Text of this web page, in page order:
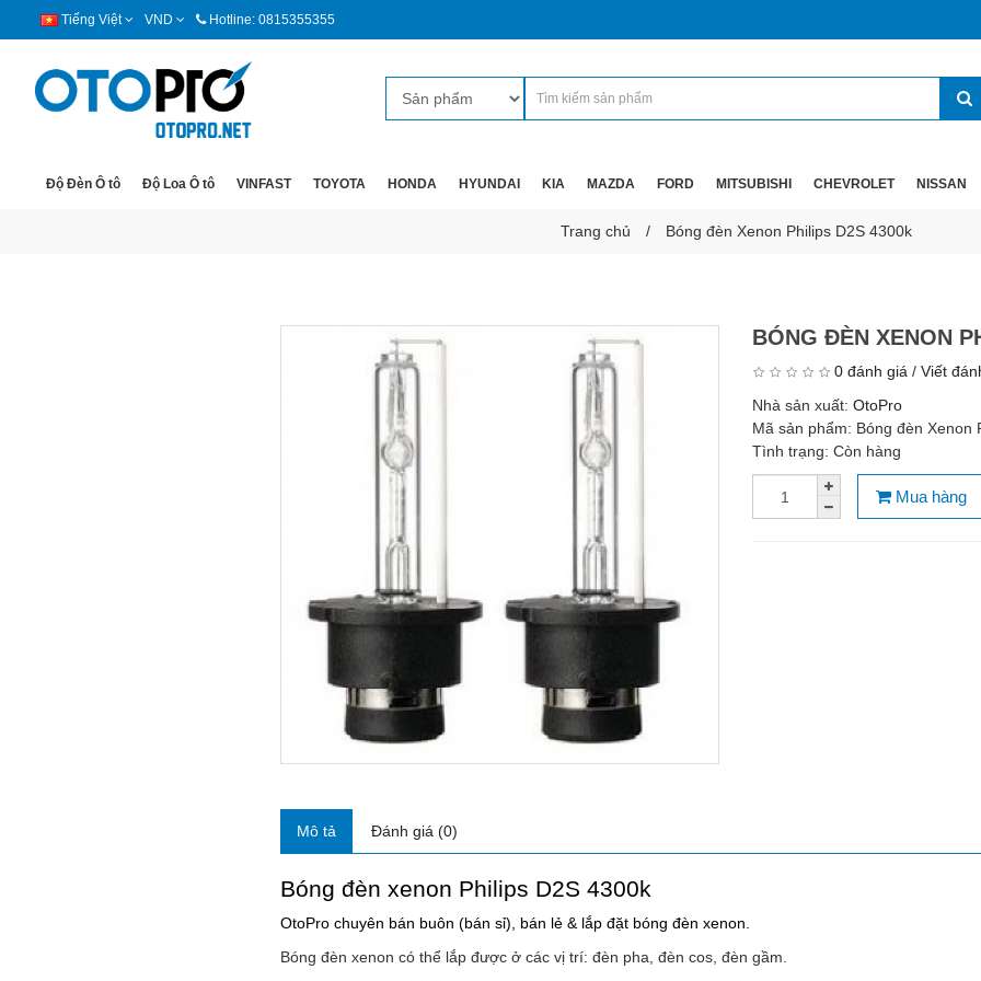
Tiếng Việt VND Hotline: 0815355355
Độ Đèn Ô tô Độ Loa Ô tô VINFAST TOYOTA HONDA HYUNDAI KIA MAZDA FORD MITSUBISHI CHEVROLET NISSAN
Trang chủ Bóng đèn Xenon Philips D2S 4300k
BÓNG ĐÈN XENON
0 đánh giá / Viết
Nhà sản xuất: OtoPro
Mã sản phẩm: Bóng đèn Xenon
Tình trạng: Còn hàng
Mua hàng
Mô tả Đánh giá (0)
Bóng đèn xenon Philips D2S 4300k
OtoPro chuyên bán buôn (bán sỉ), bán lẻ & lắp đặt bóng đèn xenon.
Bóng đèn xenon có thể lắp được ở các vị trí: đèn pha, đèn cos, đèn gầm.